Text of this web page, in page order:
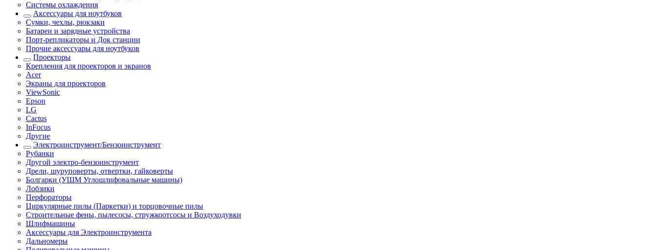
Системы охлаждения
Аксессуары для ноутбуков
Сумки, чехлы, рюкзаки
Батареи и зарядные устройства
Порт-репликаторы и Док станции
Прочие аксессуары для ноутбуков
Проекторы
Крепления для проекторов и экранов
Acer
Экраны для проекторов
ViewSonic
Epson
LG
Cactus
InFocus
Другие
Электроинструмент/Бензоинструмент
Рубанки
Другой электро-бензоинструмент
Дрели, шуруповерты, отвертки, гайковерты
Болгарки (УШМ Углошлифовальные машины)
Лобзики
Перфораторы
Циркулярные пилы (Паркетки) и торцовочные пилы
Строительные фены, пылесосы, стружкоотсосы и Воздуходувки
Шлифмашины
Аксессуары для Электроинструмента
Дальномеры